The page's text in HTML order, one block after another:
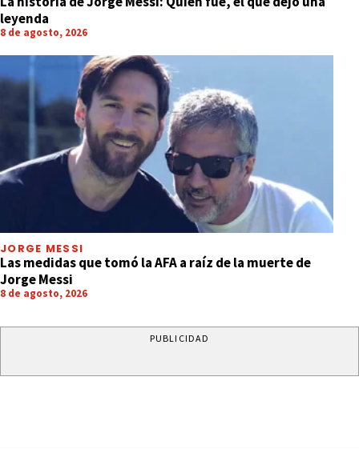
leyenda
8 de agosto, 2026
JORGE MESSI
Las medidas que tomó la AFA a raíz de la muerte de
Jorge Messi
8 de agosto, 2026
PUBLICIDAD